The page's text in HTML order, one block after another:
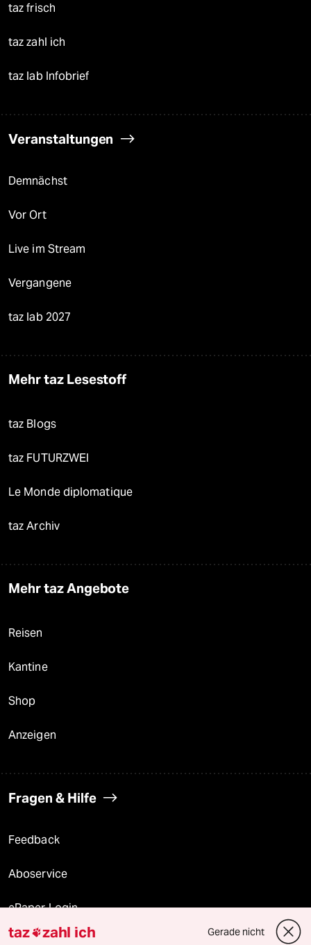
taz frisch
taz zahl ich
taz lab Infobrief
Veranstaltungen
Demnächst
Vor Ort
Live im Stream
Vergangene
taz lab 2027
Mehr taz Lesestoff
taz Blogs
taz FUTURZWEI
Le Monde diplomatique
taz Archiv
Mehr taz Angebote
Reisen
Kantine
Shop
Anzeigen
Fragen & Hilfe
Feedback
Aboservice
ePaper Login
Downloads für Abonnierende
taz zahl ich Gerade nicht